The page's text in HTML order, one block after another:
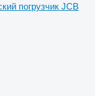
погрузчик JCB